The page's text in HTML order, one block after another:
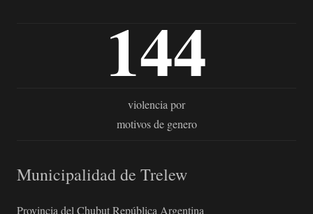
144
violencia por
motivos de genero
Municipalidad de Trelew
Provincia del Chubut República Argentina